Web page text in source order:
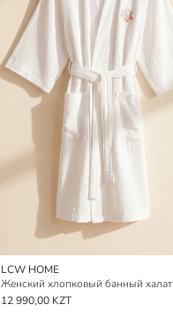
LCW HOME
Женский хлопковый банный халат
12 990,00 KZT